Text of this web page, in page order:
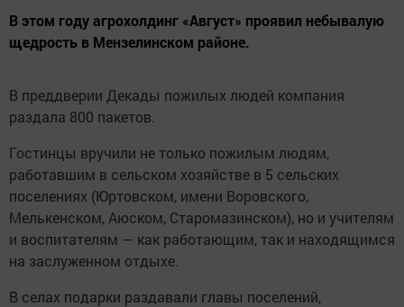
В этом году агрохолдинг «Август» проявил небывалую
щедрость в Мензелинском районе.
В преддверии Декады пожилых людей компания
раздала 800 пакетов.
Гостинцы вручили не только пожилым людям,
работавшим в сельском хозяйстве в 5 сельских
поселениях (Юртовском, имени Воровского,
Мелькенском, Аюском, Старомазинском), но и учителям
и воспитателям — как работающим, так и находящимся
на заслуженном отдыхе.
В селах подарки раздавали главы поселений,